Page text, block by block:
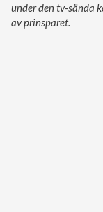
under den tv-sända
av prinsparet.